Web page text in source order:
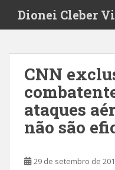
i
Dionei Cleber
CNN
ataques
não são
29 de setembro de